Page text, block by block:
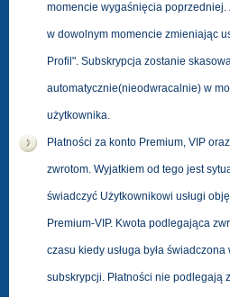
momencie wygaśnięcia poprzedniej.
w dowolnym momencie zmieniając
Profil". Subskrypcja zostanie
automatycznie(nieodwracalnie) w
użytkownika.
Płatności za konto Premium, VIP
zwrotom. Wyjatkiem od tego jest
świadczyć Użytkownikowi usługi
Premium-VIP. Kwota podlegająca
czasu kiedy usługa była
subskrypcji. Płatności nie podlegają